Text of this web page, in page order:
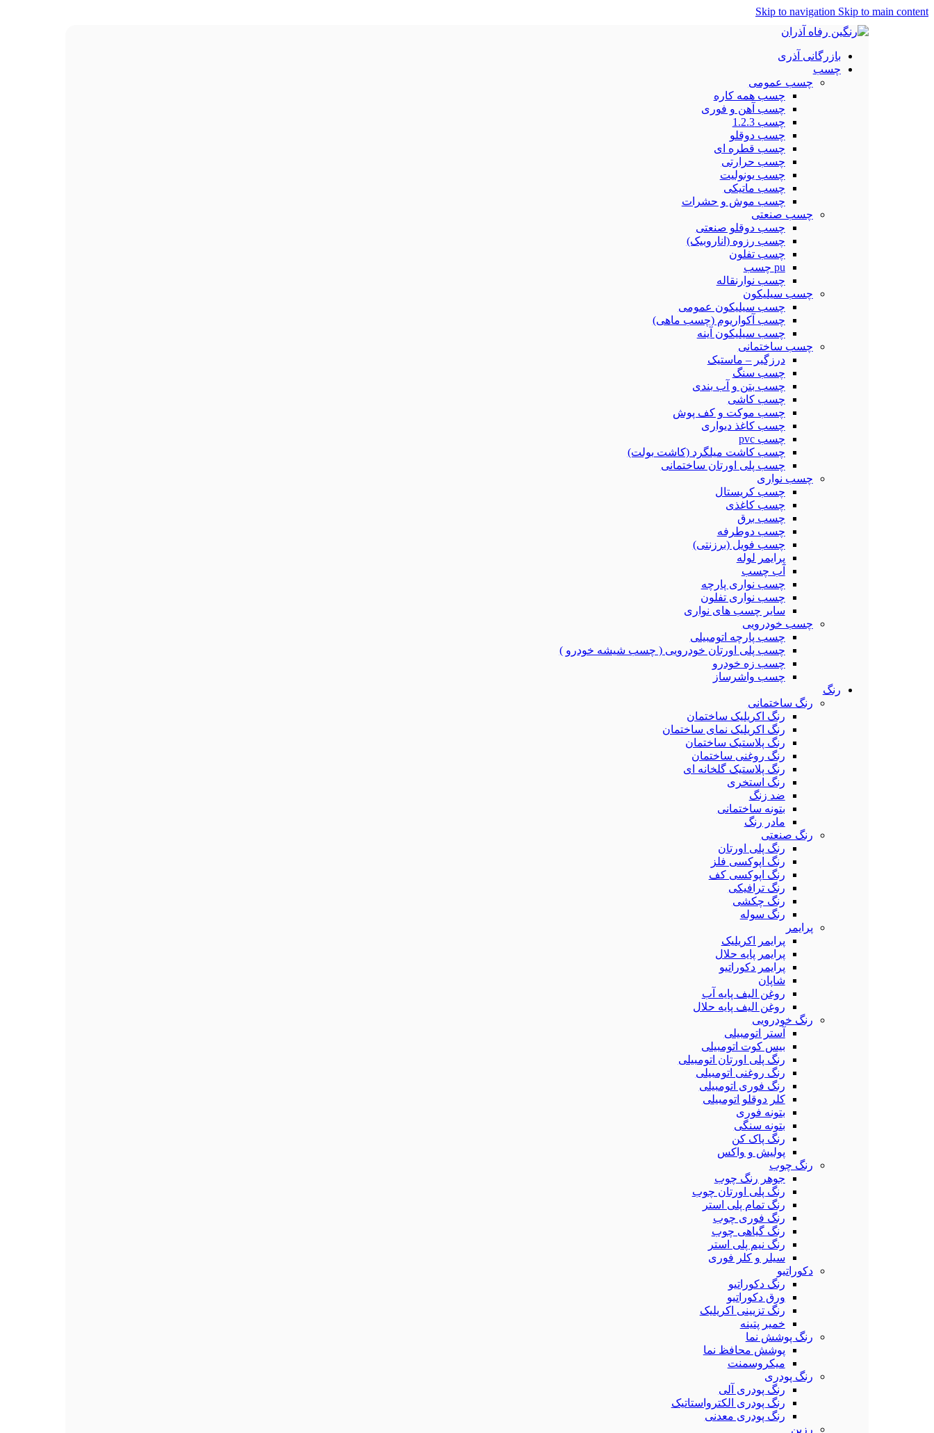
Skip to navigation Skip to main content
بازرگانی آذری
چسب
چسب عمومی
چسب همه کاره
چسب آهن و فوری
چسب 1.2.3
چسب دوقلو
چسب قطره ای
چسب حرارتی
چسب یونولیت
چسب ماتیکی
چسب موش و حشرات
چسب صنعتی
چسب دوقلو صنعتی
چسب رزوه (اناروبیک)
چسب تفلون
pu چسب
چسب نوارنقاله
چسب سیلیکون
چسب سیلیکون عمومی
چسب آکواریوم (چسب ماهی)
چسب سیلیکون آینه
چسب ساختمانی
درزگیر – ماستیک
چسب سنگ
چسب بتن و آب بندی
چسب کاشی
چسب موکت و کف پوش
چسب کاغذ دیواری
چسب pvc
چسب کاشت میلگرد (کاشت بولت)
چسب پلی اورتان ساختمانی
چسب نواری
چسب کریستال
چسب کاغذی
چسب برق
چسب دوطرفه
چسب فویل (برزنتی)
پرایمر لوله
آب چسب
چسب نواری پارچه
چسب نواری تفلون
سایر چسب های نواری
چسب خودرویی
چسب پارچه اتومبیلی
چسب پلی اورتان خودرویی ( چسب شیشه خودرو )
چسب زه خودرو
چسب واشرساز
رنگ
رنگ ساختمانی
رنگ اکریلیک ساختمان
رنگ اکریلیک نمای ساختمان
رنگ پلاستیک ساختمان
رنگ روغنی ساختمان
رنگ پلاستیک گلخانه ای
رنگ استخری
ضد زنگ
بتونه ساختمانی
مادر رنگ
رنگ صنعتی
رنگ پلی اورتان
رنگ اپوکسی فلز
رنگ اپوکسی کف
رنگ ترافیکی
رنگ چکشی
رنگ سوله
پرایمر
پرایمر اکریلیک
پرایمر پایه حلال
پرایمر دکوراتیو
شاپان
روغن الیف پایه آب
روغن الیف پایه حلال
رنگ خودرویی
آستر اتومبیلی
بیس کوت اتومبیلی
رنگ پلی اورتان اتومبیلی
رنگ روغنی اتومبیلی
رنگ فوری اتومبیلی
کلر دوقلو اتومبیلی
بتونه فوری
بتونه سنگی
رنگ پاک کن
پولیش و واکس
رنگ چوب
جوهر رنگ چوب
رنگ پلی اورتان چوب
رنگ تمام پلی استر
رنگ فوری چوب
رنگ گیاهی چوب
رنگ نیم پلی استر
سیلر و کلر فوری
دکوراتیو
رنگ دکوراتیو
ورق دکوراتیو
رنگ تزیینی اکریلیک
خمیر پتینه
رنگ پوشش نما
پوشش محافظ نما
میکروسمنت
رنگ پودری
رنگ پودری آلی
رنگ پودری الکترواستاتیک
رنگ پودری معدنی
رزین